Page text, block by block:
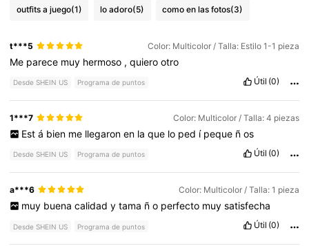
outfits a juego(1) lo adoro(5) como en las fotos(3)
t***5 Color: Multicolor / Talla: Estilo 1-1 pieza
Me parece muy hermoso ,quierootro
Desde SHEIN US Programa de puntos Útil (0)
1***7 Color: Multicolor / Talla: 4 piezas
Est á bien me llegaron en la que lo ped í peque ñ os
Desde SHEIN US Programa de puntos Útil (0)
a***6 Color: Multicolor / Talla: 1 pieza
muy buena calidad y tama ñ o perfecto muy satisfecha
Desde SHEIN US Programa de puntos Útil (0)